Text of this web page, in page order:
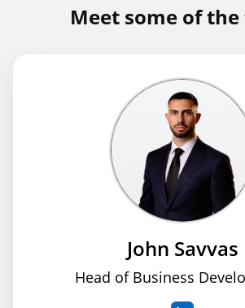
Meet some of
John Savvas
Head of Business